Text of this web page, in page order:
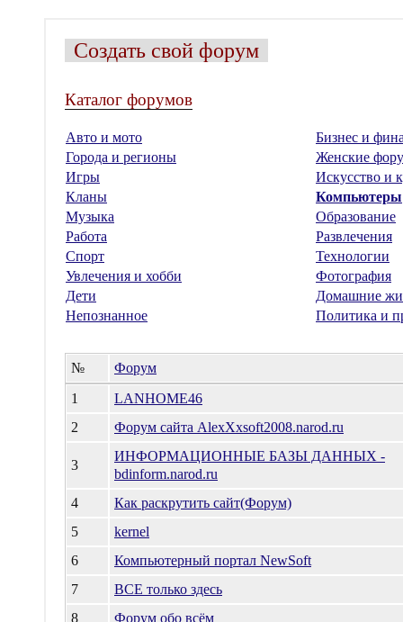
Создать свой форум
Каталог форумов
Авто и мото
Бизнес и
Города и регионы
Женские
Игры
Искусство и
Кланы
Компьютеры
Музыка
Образование
Работа
Развлечения
Спорт
Технологии
Увлечения и хобби
Фотография
Дети
Домашние
Непознанное
Политика и
№
Форум
1
LANHOME46
2
Форум сайта AlexXxsoft2008.narod.ru
3
ИНФОРМАЦИОННЫЕ БАЗЫ ДАННЫХ -
bdinform.narod.ru
4
Как раскрутить сайт(Форум)
5
kernel
6
Компьютерный портал NewSoft
7
ВСЕ только здесь
8
Форум обо всём